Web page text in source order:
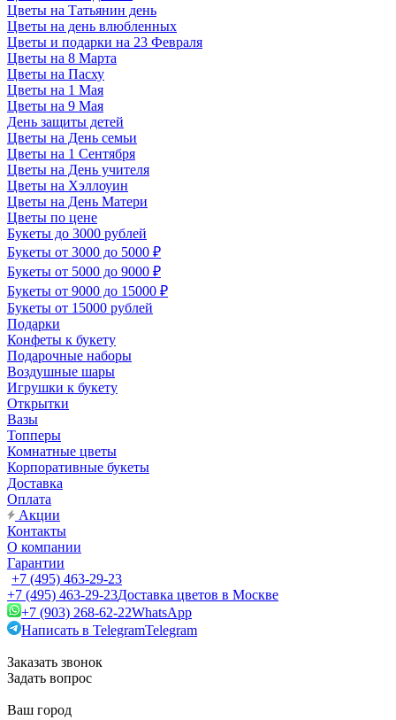
Цветы на Татьянин день
Цветы на день влюбленных
Цветы и подарки на 23 Февраля
Цветы на 8 Марта
Цветы на Пасху
Цветы на 1 Мая
Цветы на 9 Мая
День защиты детей
Цветы на День семьи
Цветы на 1 Сентября
Цветы на День учителя
Цветы на Хэллоуин
Цветы на День Матери
Цветы по цене
Букеты до 3000 рублей
Букеты от 3000 до 5000 ₽
Букеты от 5000 до 9000 ₽
Букеты от 9000 до 15000 ₽
Букеты от 15000 рублей
Подарки
Конфеты к букету
Подарочные наборы
Воздушные шары
Игрушки к букету
Открытки
Вазы
Топперы
Комнатные цветы
Корпоративные букеты
Доставка
Оплата
Акции
Контакты
О компании
Гарантии
+7 (495) 463-29-23
+7 (495) 463-29-23Доставка цветов в Москве
+7 (903) 268-62-22WhatsApp
Написать в TelegramTelegram
Заказать звонок
Задать вопрос
Ваш город